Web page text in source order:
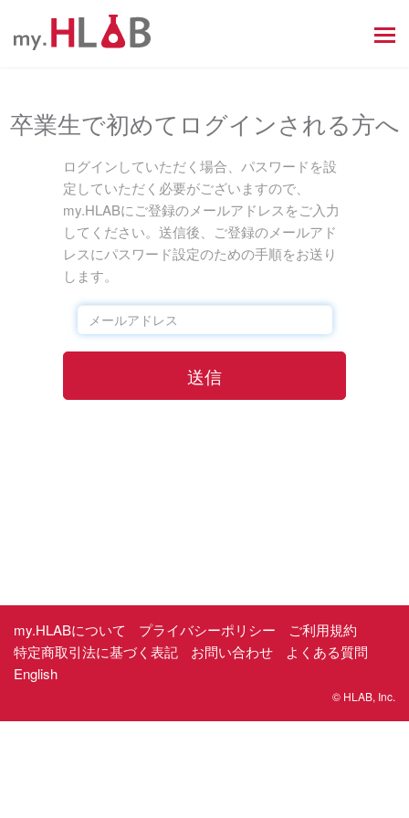
卒業生で初めてログインされる方へ
ログインしていただく場合、パスワードを設
定していただく必要がございますので、
my.HLABにご登録のメールアドレスをご入力
してください。送信後、ご登録のメールアド
レスにパスワード設定のための手順をお送り
します。
my.HLABについて プライバシーポリシー
ご利用規約
特定商取引法に基づく表記
お問い合わせ
よくある質問
English
© HLAB, Inc.